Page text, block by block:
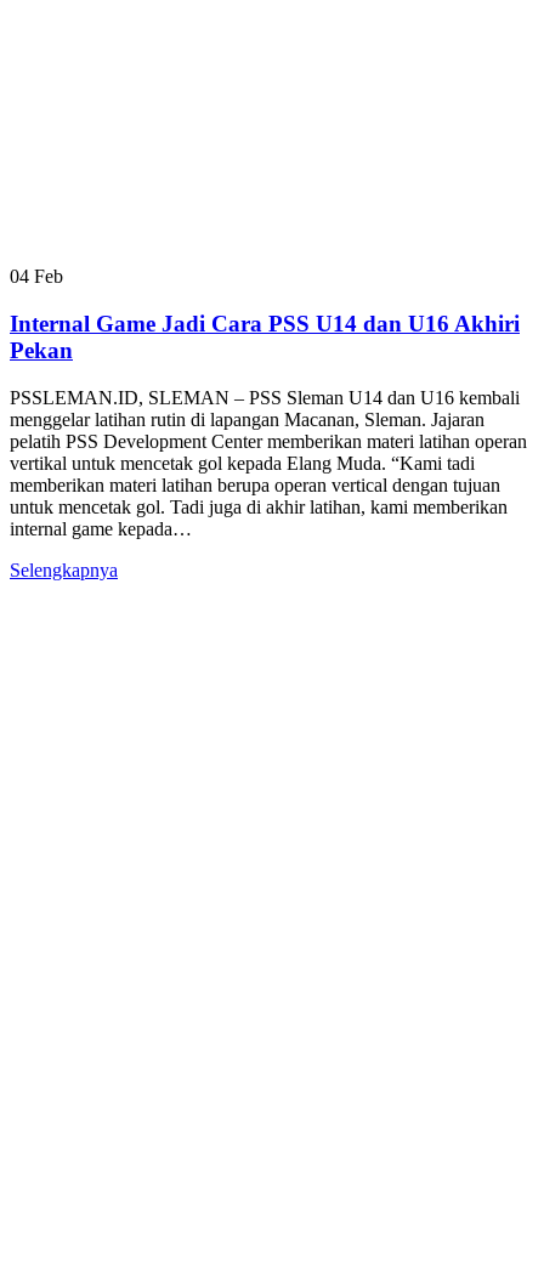
04 Feb
Internal Game Jadi Cara PSS U14 dan U16 Akhiri
Pekan
PSSLEMAN.ID, SLEMAN – PSS Sleman U14 dan U16 kembali
menggelar latihan rutin di lapangan Macanan, Sleman. Jajaran
pelatih PSS Development Center memberikan materi latihan operan
vertikal untuk mencetak gol kepada Elang Muda. “Kami tadi
memberikan materi latihan berupa operan vertical dengan tujuan
untuk mencetak gol. Tadi juga di akhir latihan, kami memberikan
internal game kepada…
Selengkapnya